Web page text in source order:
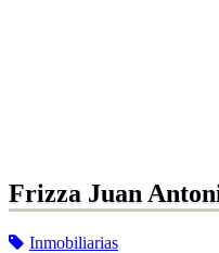
Frizza Juan
Inmobiliarias